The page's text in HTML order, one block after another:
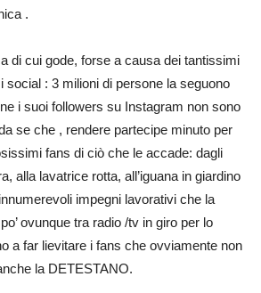
.
di cui gode, forse a causa dei tantissimi
: 3 milioni di persone la seguono
i suoi followers su Instagram non sono
se che , rendere partecipe minuto per
fans di ciò che le accade: dagli
alla lavatrice rotta, all’iguana in giardino
impegni lavorativi che la
ovunque tra radio /tv in giro per lo
a far lievitare i fans che ovviamente non
la DETESTANO.